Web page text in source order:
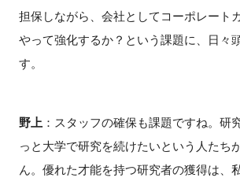
担保しながら、会社としてコーポレート
やって強化するか？という課題に、日々
す。
野上 ：スタッフの確保も課題ですね。研
っと大学で研究を続けたいという人たち
ん。優れた才能を持つ研究者の獲得は、